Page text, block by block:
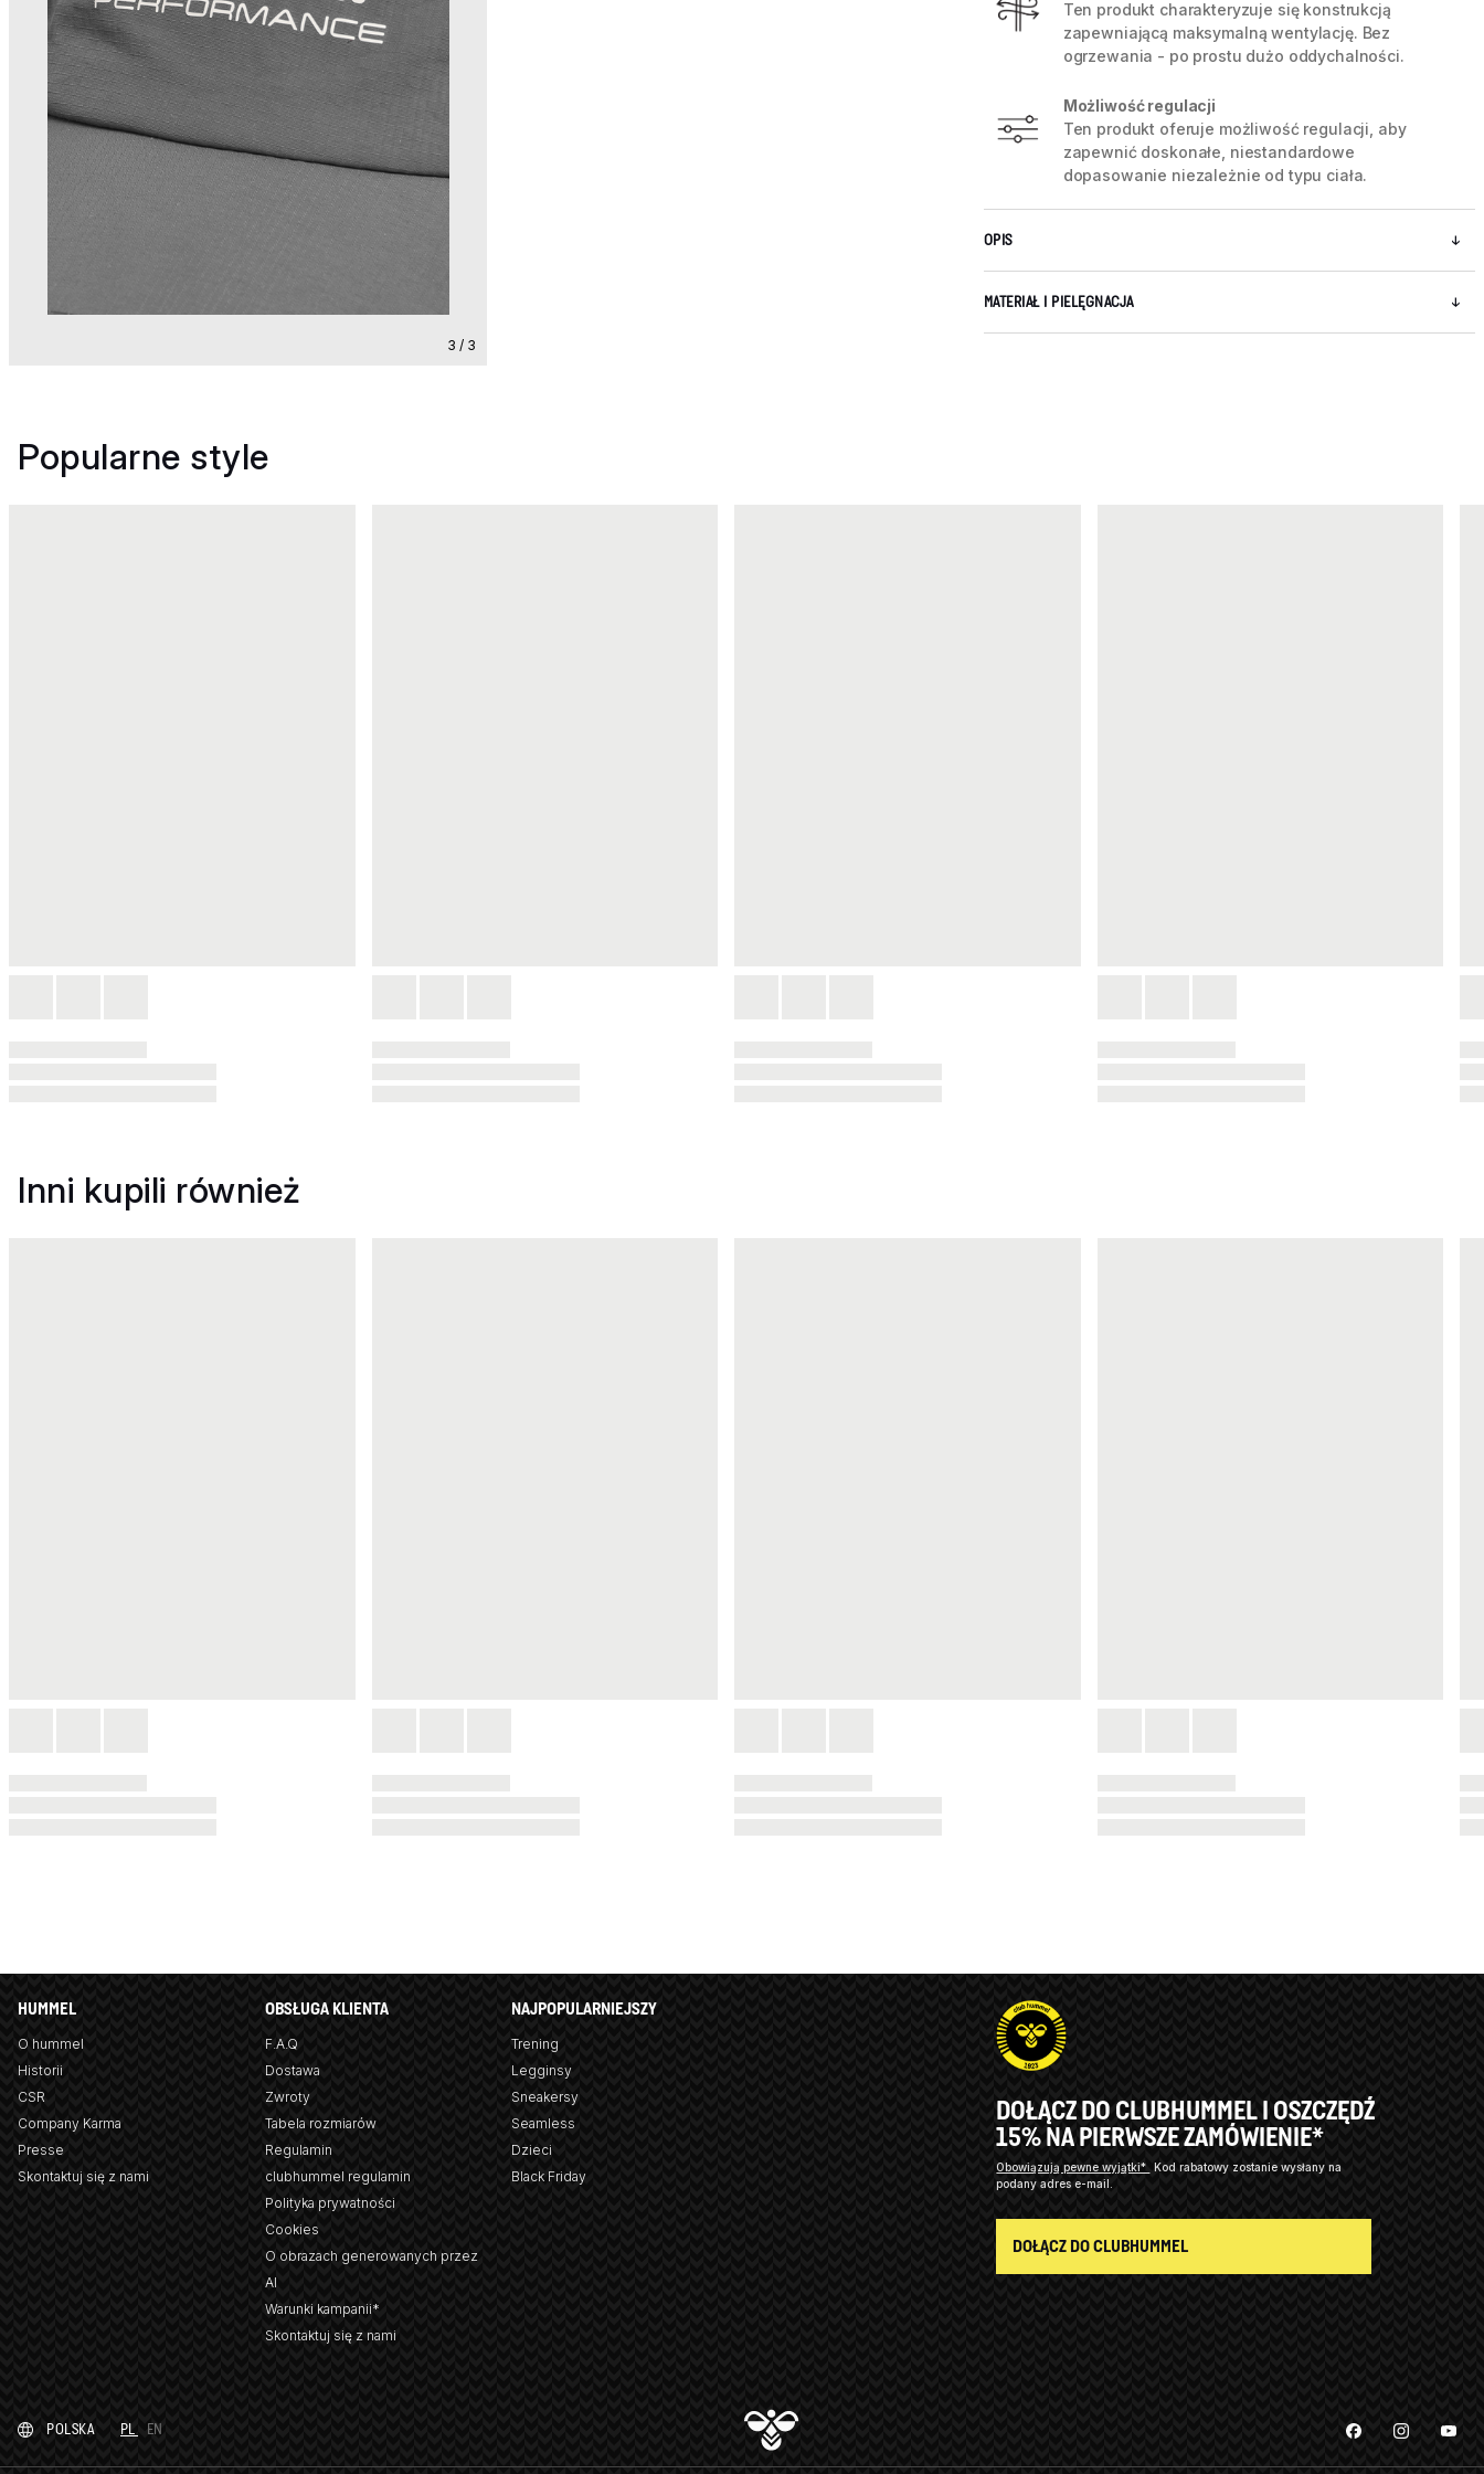
3 / 3
Ten produkt charakteryzuje się konstrukcją
zapewniającą maksymalną wentylację. Bez
ogrzewania - po prostu dużo oddychalności.
Możliwość regulacji
Ten produkt oferuje możliwość regulacji, aby
zapewnić doskonałe, niestandardowe
dopasowanie niezależnie od typu ciała.
OPIS
MATERIAŁ I PIELĘGNACJA
Popularne style
Inni kupili również
HUMMEL
O hummel
Historii
CSR
Company Karma
Presse
Skontaktuj się z nami
OBSŁUGA KLIENTA
F.A.Q
Dostawa
Zwroty
Tabela rozmiarów
Regulamin
clubhummel regulamin
Polityka prywatności
Cookies
O obrazach generowanych przez
AI
Warunki kampanii*
Skontaktuj się z nami
NAJPOPULARNIEJSZY
Trening
Legginsy
Sneakersy
Seamless
Dzieci
Black Friday
DOŁĄCZ DO CLUBHUMMEL I OSZCZĘDŹ
15% NA PIERWSZE ZAMÓWIENIE*
Obowiązują pewne wyjątki* Kod rabatowy zostanie wysłany na
podany adres e-mail.
DOŁĄCZ DO CLUBHUMMEL
POLSKA PL EN